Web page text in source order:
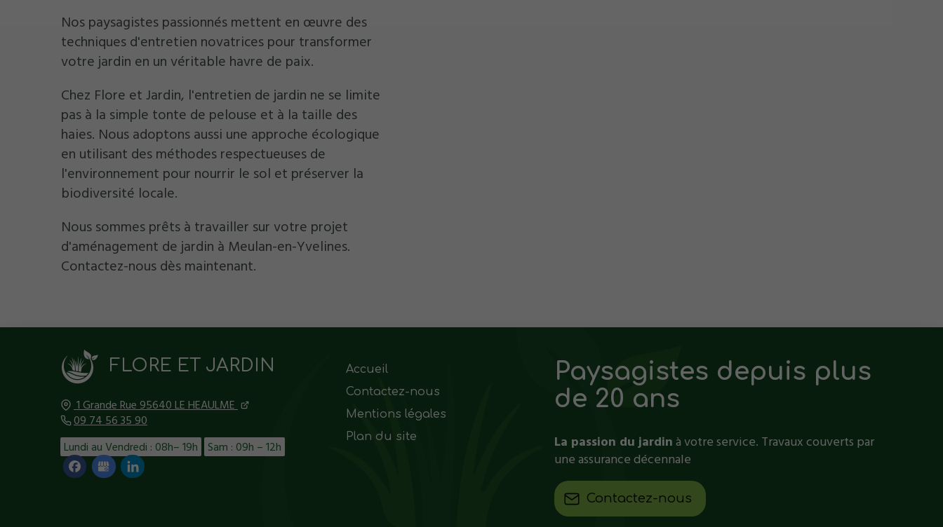
Nos paysagistes passionnés mettent en œuvre des
techniques d'entretien novatrices pour transformer
votre jardin en un véritable havre de paix.
Chez Flore et Jardin, l'entretien de jardin ne se limite
pas à la simple tonte de pelouse et à la taille des
haies. Nous adoptons aussi une approche écologique
en utilisant des méthodes respectueuses de
l'environnement pour nourrir le sol et préserver la
biodiversité locale.
Nous sommes prêts à travailler sur votre projet
d'aménagement de jardin à Meulan-en-Yvelines.
Contactez-nous dès maintenant.
FLORE ET JARDIN
1 Grande Rue 95640 LE HEAULME
09 74 56 35 90
Lundi au Vendredi : 08h– 19h
Sam : 09h – 12h
Accueil
Contactez-nous
Mentions légales
Plan du site
Paysagistes depuis plus
de 20 ans
La passion du jardin à votre service. Travaux couverts par
une assurance décennale
Contactez-nous